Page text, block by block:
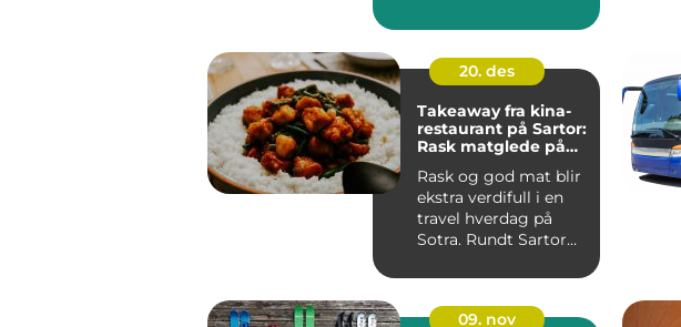
god del...
20. des
Takeaway fra kina-
restaurant på Sartor:
Rask matglede på
Rask og god mat blir
ekstra verdifull i en
travel hverdag på
Sotra. Rundt Sartor
09. nov